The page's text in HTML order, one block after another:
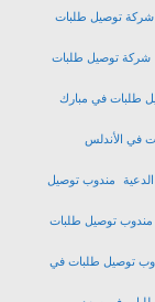
شركة توصيل طلبات
شركة توصيل طلبات
طلبات في مبارك
في الأندلس
مندوب توصيل
مندوب توصيل طلبات
توصيل طلبات في